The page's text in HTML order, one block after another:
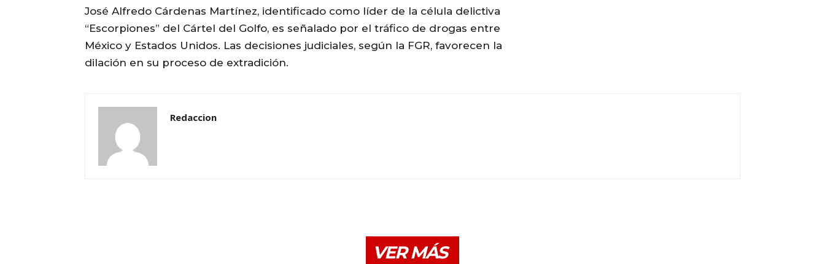
José Alfredo Cárdenas Martínez, identificado como líder de la célula delictiva
“Escorpiones” del Cártel del Golfo, es señalado por el tráfico de drogas entre
México y Estados Unidos. Las decisiones judiciales, según la FGR, favorecen la
dilación en su proceso de extradición.
Redaccion
VER MÁS